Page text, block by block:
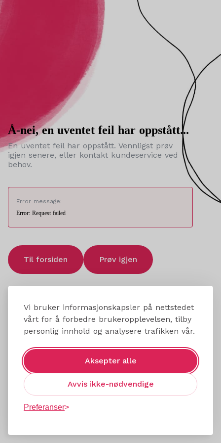
Vi bruker informasjonskapsler på nettstedet
vårt for å forbedre brukeropplevelsen, tilby
personlig innhold og analysere trafikken vår.
Aksepter alle
Avvis ikke-nødvendige
Preferanser
Å-nei, en uventet feil har oppstått...
En uventet feil har oppstått. Vennligst prøv
igjen senere, eller kontakt kundeservice ved
behov.
Error message:
Error: Request failed
Til forsiden Prøv igjen